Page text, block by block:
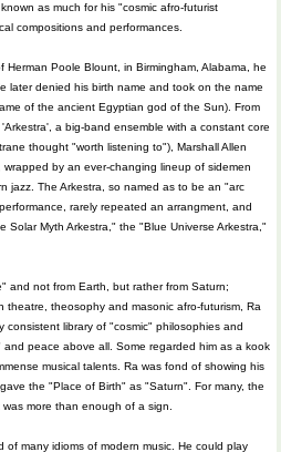
as much for his "cosmic afro-futurist
compositions and performances.
Poole Blount, in Birmingham, Alabama, he
later denied his birth name and took on the name
of the ancient Egyptian god of the Sun). From
a big-band ensemble with a constant core
thought "worth listening to"), Marshall Allen
by an ever-changing lineup of sidemen
jazz. The Arkestra, so named as to be an "arc
rarely repeated an arrangment, and
Solar Myth Arkestra," the "Blue Universe Arkestra,"
and not from Earth, but rather from Saturn;
theatre, theosophy and masonic afro-futurism, Ra
library of "cosmic" philosophies and
peace above all. Some regarded him as a kook
musical talents. Ra was fond of showing his
the "Place of Birth" as "Saturn". For many, the
more than enough of a sign.
of many idioms of modern music. He could play